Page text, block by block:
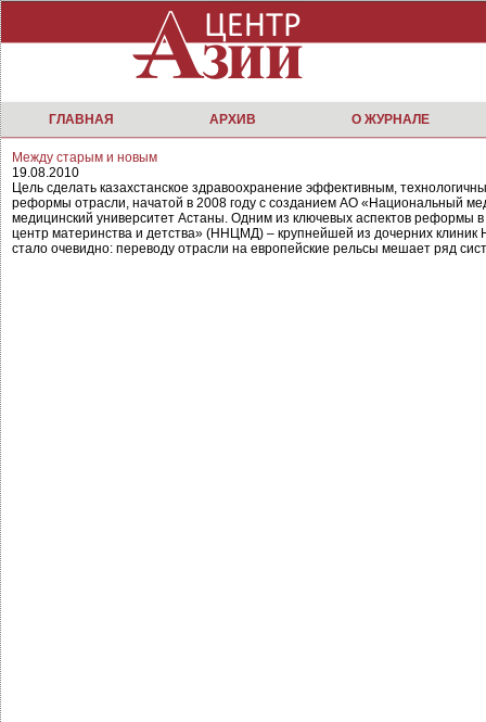
ГЛАВНАЯ АРХИВ О ЖУРНАЛЕ
Между старым и новым
19.08.2010
Цель сделать казахстанское здравоохранение эффективным,
реформы отрасли, начатой в 2008 году с созданием АО «Национальный
медицинский университет Астаны. Одним из ключевых аспектов реформы
центр материнства и детства» (ННЦМД) – крупнейшей из дочерних клиник
стало очевидно: переводу отрасли на европейские рельсы мешает ряд